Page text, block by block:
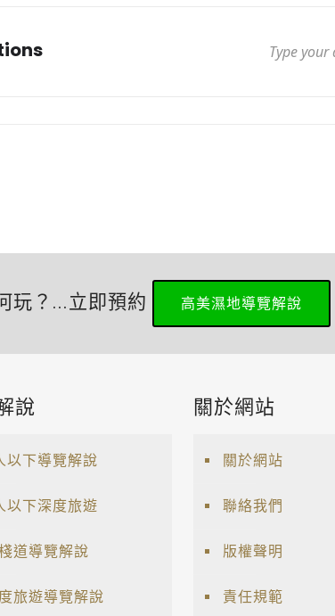
玩？...立即預約 高美濕地導覽解說
說
以下導覽解說
以下深度旅遊
道導覽解說
旅遊導覽解說
關於網站
關於網站
聯絡我們
版權聲明
責任規範